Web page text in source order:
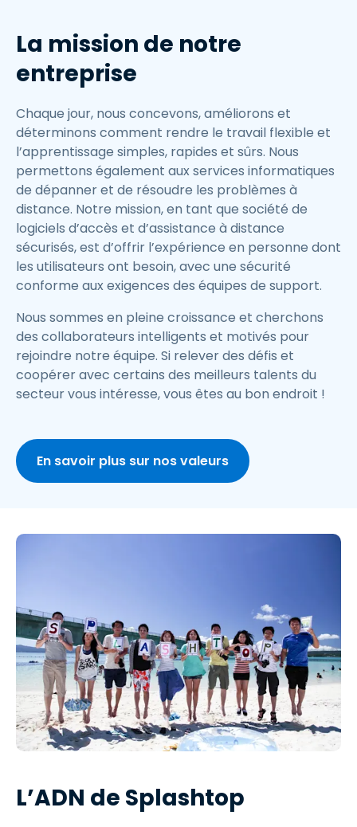
La mission de notre
entreprise
Chaque jour, nous concevons, améliorons et
déterminons comment rendre le travail flexible et
l’apprentissage simples, rapides et sûrs. Nous
permettons également aux services informatiques
de dépanner et de résoudre les problèmes à
distance. Notre mission, en tant que société de
logiciels d’accès et d’assistance à distance
sécurisés, est d’offrir l’expérience en personne dont
les utilisateurs ont besoin, avec une sécurité
conforme aux exigences des équipes de support.
Nous sommes en pleine croissance et cherchons
des collaborateurs intelligents et motivés pour
rejoindre notre équipe. Si relever des défis et
coopérer avec certains des meilleurs talents du
secteur vous intéresse, vous êtes au bon endroit !
En savoir plus sur nos valeurs
L’ADN de Splashtop